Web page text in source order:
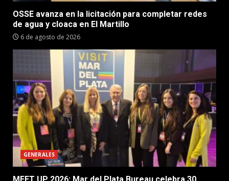
OSSE avanza en la licitación para completar redes
de agua y cloaca en El Martillo
6 de agosto de 2026
GENERALES